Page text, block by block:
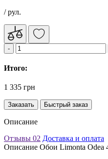
/ рул.
Итого:
1 335 грн
Заказать Быстрый заказ
Описание
Отзывы 02 Доставка и оплата
Описание Обои Limonta Odea